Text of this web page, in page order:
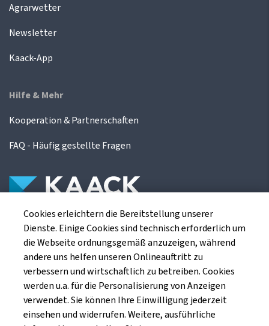
Agrarwetter
Newsletter
Kaack-App
Hilfe & Mehr
Kooperation & Partnerschaften
FAQ - Häufig gestellte Fragen
Die Kaack Terminhandel GmbH ist ein
Finanzdienstleistungsinstitut für die europäischen
Agrarterminbörsen.
Kaack Terminhandel GmbH
Am Markt 8
Cookies erleichtern die Bereitstellung unserer
Dienste. Einige Cookies sind technisch erforderlich um
die Webseite ordnungsgemäß anzuzeigen, während
andere uns helfen unseren Onlineauftritt zu
verbessern und wirtschaftlich zu betreiben. Cookies
werden u.a. für die Personalisierung von Anzeigen
verwendet. Sie können Ihre Einwilligung jederzeit
einsehen und widerrufen. Weitere, ausführliche